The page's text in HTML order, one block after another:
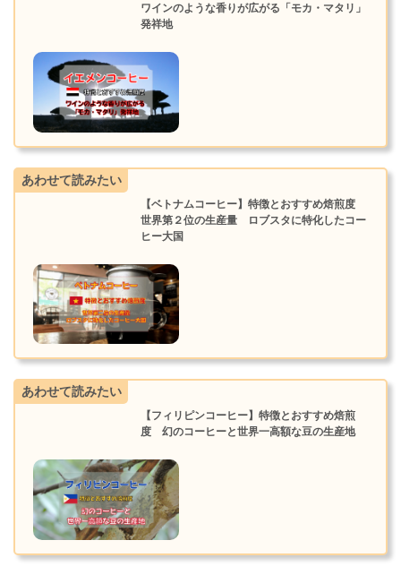
ワインのような香りが広がる「モカ・マタリ」
発祥地
あわせて読みたい
【ベトナムコーヒー】特徴とおすすめ焙煎度
世界第２位の生産量 ロブスタに特化したコー
ヒー大国
あわせて読みたい
【フィリピンコーヒー】特徴とおすすめ焙煎
度 幻のコーヒーと世界一高額な豆の生産地